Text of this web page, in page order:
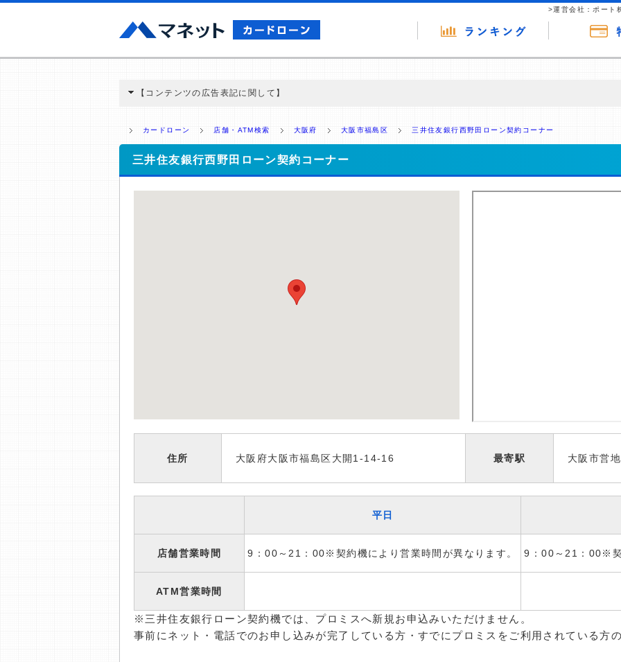
>運営会社：ポート
【コンテンツの広告表記に関して】
ミ収集などに基づき、公平性を担保した情報提供を行っています。
>提携企業一覧
カードローン 店舗・ATM検索 大阪府 大阪市福島区 三井住友銀行西野田ローン契約コーナー
三井住友銀行西野田ローン契約コーナー
住所 大阪府大阪市福島区大開1-14-16 最寄駅 大阪市営
平日
店舗営業時間 9：00～21：00※契約機により営業時間が異なります。 9：00～21：00※
ATM営業時間
※三井住友銀行ローン契約機では、プロミスへ新規お申込みいただけません。
事前にネット・電話でのお申し込みが完了している方・すでにプロミスをご利用されている方